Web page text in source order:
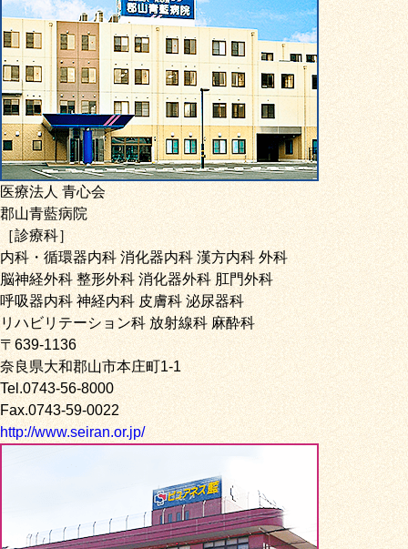
医療法人 青心会
郡山青藍病院
［診療科］
内科・循環器内科 消化器内科 漢方内科 外科
脳神経外科 整形外科 消化器外科 肛門外科
呼吸器内科 神経内科 皮膚科 泌尿器科
リハビリテーション科 放射線科 麻酔科
〒639-1136
奈良県大和郡山市本庄町1-1
Tel.0743-56-8000
Fax.0743-59-0022
http://www.seiran.or.jp/